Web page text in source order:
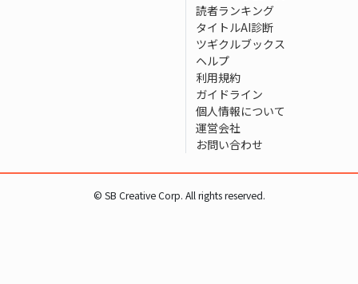
読者ランキング
タイトルAI診断
ツギクルブックス
ヘルプ
利用規約
ガイドライン
個人情報について
運営会社
お問い合わせ
© SB Creative Corp. All rights reserved.